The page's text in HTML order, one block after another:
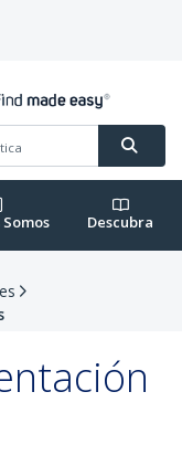
Descubra